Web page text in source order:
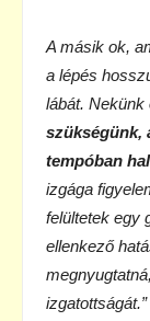
A másik ok,
a lépés
lábát. Nekünk
szükségünk,
tempóban
izgága
felültetek egy
ellenkező
izgatottságát.”